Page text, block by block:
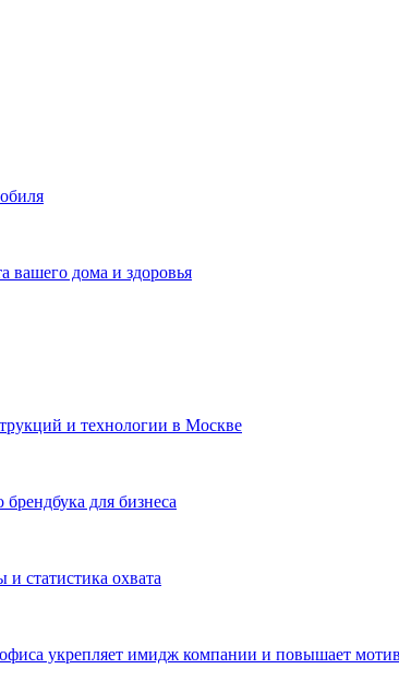
вашего дома и здоровья
и технологии в Москве
для бизнеса
статистика охвата
укрепляет имидж компании и повышает